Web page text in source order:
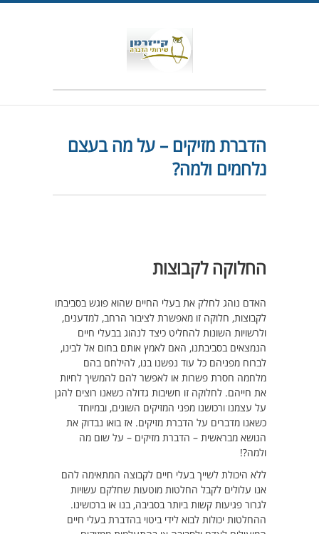
הדברת מזיקים – על מה בעצם
נלחמים ולמה?
החלוקה לקבוצות
האדם נוהג לחלק את בעלי החיים שהוא פוגש בסביבתו
לקבוצות, חלוקה זו מאפשרת לציבור הרחב, למדענים,
ולרשויות השונות להחליט כיצד לנהוג בבעלי חיים
הנמצאים בסביבתנו, האם לאמץ אותם בחום אל לבינו,
לברוח מפניהם כל עוד נפשנו בנו, להילחם בהם
מלחמה חסרת פשרות או לאפשר להם להמשיך לחיות
את חייהם. לחלוקה זו חשיבות גדולה כשאנו רוצים להגן
על עצמנו ורכושנו מפני המזיקים השונים, ובמיוחד
כשאנו מדברים על הדברת מזיקים. אז בואו נבדוק את
הנושא מבראשית – הדברת מזיקים – על שום מה
ולמה?!
ללא היכולת לשייך בעלי חיים לקבוצה המתאימה להם
אנו עלולים לקבל החלטות מוטעות שחלקם עשויות
לגרור פגיעות קשות ביותר בסביבה, בנו או ברכושינו.
ההחלטות יכולות לבוא לידי ביטוי בהדברת בעלי חיים